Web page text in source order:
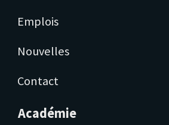
Emplois
Nouvelles
Contact
Académie